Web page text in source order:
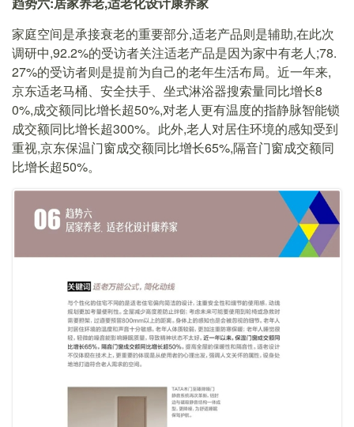
家庭空间是承接衰老的重要部分,适老产品则是辅助,在此次
调研中,92.2%的受访者关注适老产品是因为家中有老人;78.
27%的受访者则是提前为自己的老年生活布局。近一年来,
京东适老马桶、安全扶手、坐式淋浴器搜索量同比增长8
0%,成交额同比增长超50%,对老人更有温度的指静脉智能锁
成交额同比增长超300%。此外,老人对居住环境的感知受到
重视,京东保温门窗成交额同比增长65%,隔音门窗成交额同
比增长超50%。